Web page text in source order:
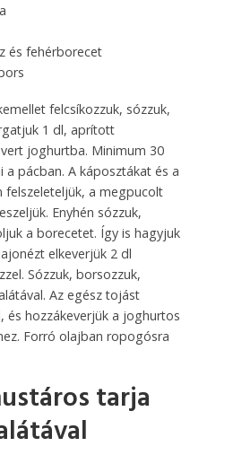
és fehérborecet
felcsíkozzuk, sózzuk,
1 dl, aprított
joghurtba. Minimum 30
a pácban. A káposztákat és a
felszeleteljük, a megpucolt
Enyhén sózzuk,
a borecetet. Így is hagyjuk
elkeverjük 2 dl
Sózzuk, borsozzuk,
Az egész tojást
és hozzákeverjük a joghurtos
Forró olajban ropogósra
tarja